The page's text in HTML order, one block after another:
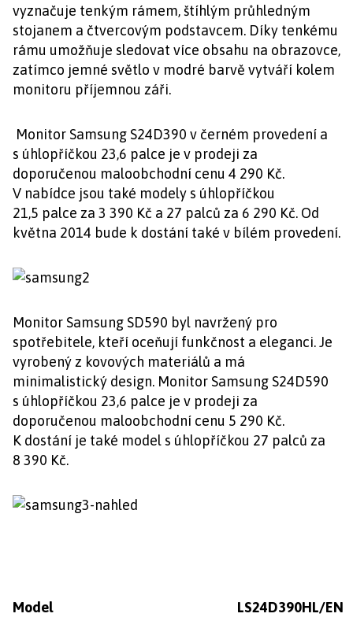
vyznačuje tenkým rámem, štíhlým průhledným
stojanem a čtvercovým podstavcem. Díky tenkému
rámu umožňuje sledovat více obsahu na obrazovce,
zatímco jemné světlo v modré barvě vytváří kolem
monitoru příjemnou záři.
Monitor Samsung S24D390 v černém provedení a
s úhlopříčkou 23,6 palce je v prodeji za
doporučenou maloobchodní cenu 4 290 Kč.
V nabídce jsou také modely s úhlopříčkou
21,5 palce za 3 390 Kč a 27 palců za 6 290 Kč. Od
května 2014 bude k dostání také v bílém provedení.
Monitor Samsung SD590 byl navržený pro
spotřebitele, kteří oceňují funkčnost a eleganci. Je
vyrobený z kovových materiálů a má
minimalistický design. Monitor Samsung S24D590
s úhlopříčkou 23,6 palce je v prodeji za
doporučenou maloobchodní cenu 5 290 Kč.
K dostání je také model s úhlopříčkou 27 palců za
8 390 Kč.
Model LS24D390HL/EN